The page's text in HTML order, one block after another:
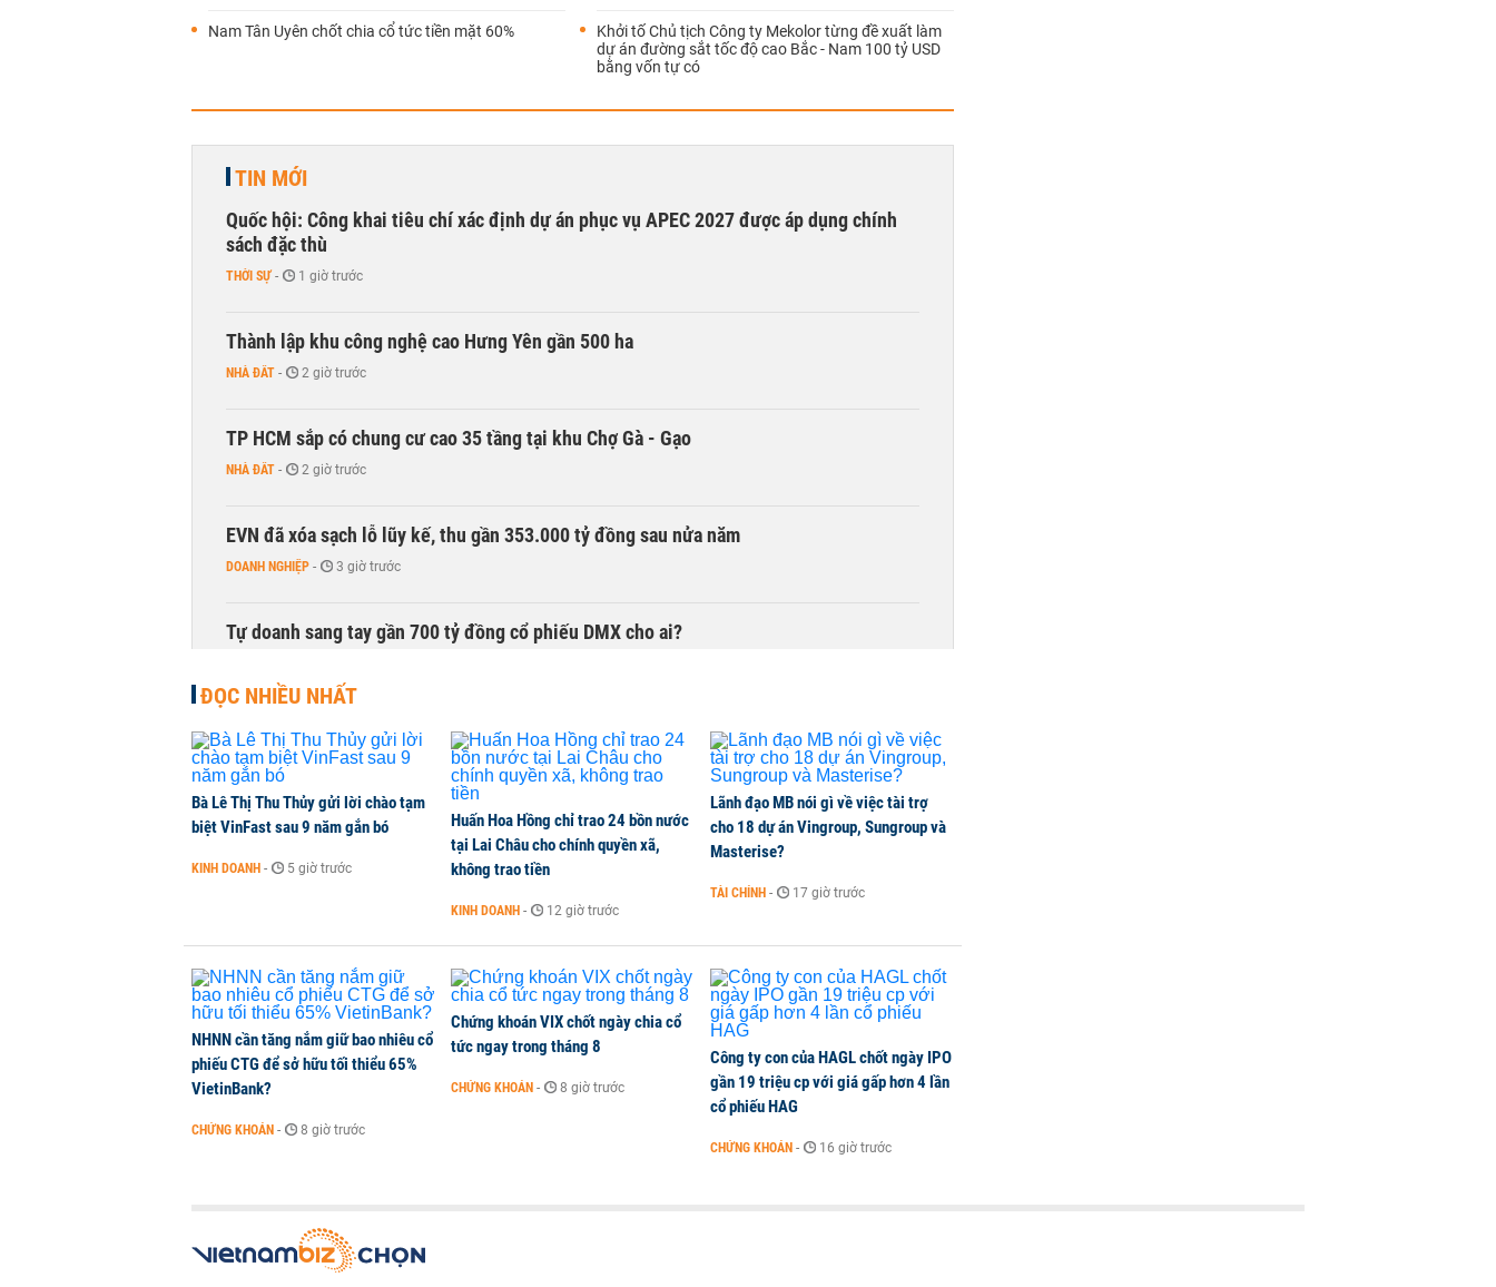
Nam Tân Uyên chốt chia cổ tức tiền mặt 60%
Khởi tố Chủ tịch Công ty Mekolor từng đề xuất làm
dự án đường sắt tốc độ cao Bắc - Nam 100 tỷ USD
bằng vốn tự có
TIN MỚI
Quốc hội: Công khai tiêu chí xác định dự án phục vụ APEC 2027 được áp dụng chính
sách đặc thù
THỜI SỰ - 1 giờ trước
Thành lập khu công nghệ cao Hưng Yên gần 500 ha
NHÀ ĐẤT - 2 giờ trước
TP HCM sắp có chung cư cao 35 tầng tại khu Chợ Gà - Gạo
NHÀ ĐẤT - 2 giờ trước
EVN đã xóa sạch lỗ lũy kế, thu gần 353.000 tỷ đồng sau nửa năm
DOANH NGHIỆP - 3 giờ trước
Tự doanh sang tay gần 700 tỷ đồng cổ phiếu DMX cho ai?
Thu hồi 89 ha đất để đấu giá lựa chọn nhà đầu tư công trình thành phố cảng hàng
không
NHÀ ĐẤT -
Dòng tiền ngoại bất ngờ trở lại TTCK, ai đã mua vào?
Kiến nghị đưa người bán hàng online, lao động công trình đóng BHXH bắt buộc
THỜI SỰ - 4 giờ trước
ĐỌC NHIỀU NHẤT
Bà Lê Thị Thu Thủy gửi lời chào tạm
biệt VinFast sau 9 năm gắn bó
KINH DOANH - 5 giờ trước
Huấn Hoa Hồng chỉ trao 24 bồn nước
tại Lai Châu cho chính quyền xã,
không trao tiền
KINH DOANH - 12 giờ trước
Lãnh đạo MB nói gì về việc tài trợ
cho 18 dự án Vingroup, Sungroup và
Masterise?
TÀI CHÍNH - 17 giờ trước
NHNN cần tăng nắm giữ bao nhiêu cổ
phiếu CTG để sở hữu tối thiểu 65%
VietinBank?
CHỨNG KHOÁN - 8 giờ trước
Chứng khoán VIX chốt ngày chia cổ
tức ngay trong tháng 8
CHỨNG KHOÁN - 8 giờ trước
Công ty con của HAGL chốt ngày IPO
gần 19 triệu cp với giá gấp hơn 4 lần
cổ phiếu HAG
CHỨNG KHOÁN - 16 giờ trước